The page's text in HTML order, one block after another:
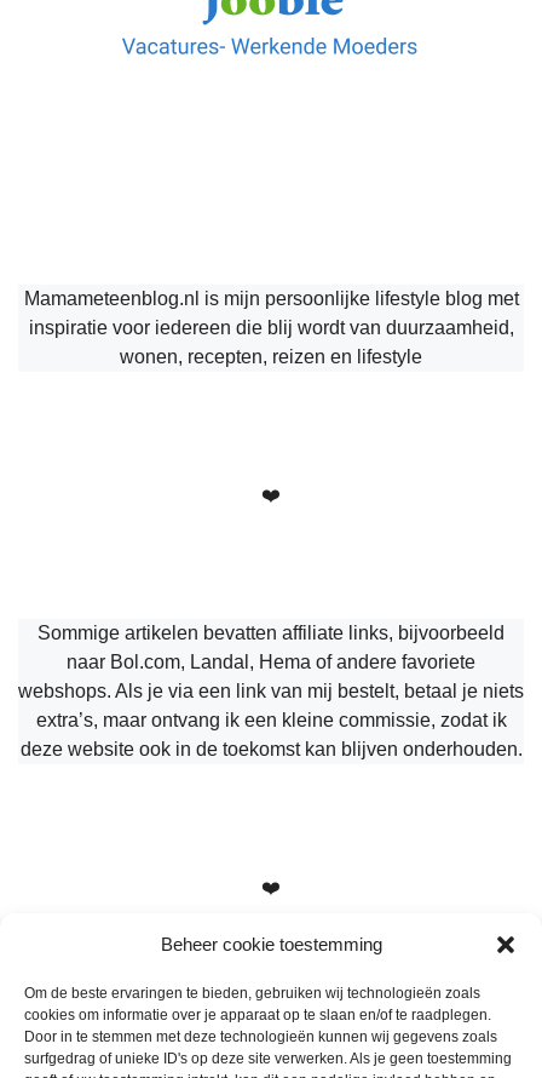
Beheer cookie toestemming
Om de beste ervaringen te bieden, gebruiken wij technologieën zoals
cookies om informatie over je apparaat op te slaan en/of te raadplegen.
Door in te stemmen met deze technologieën kunnen wij gegevens zoals
surfgedrag of unieke ID's op deze site verwerken. Als je geen toestemming
Mamameteenblog.nl is mijn persoonlijke lifestyle blog met
inspiratie voor iedereen die blij wordt van duurzaamheid,
wonen, recepten, reizen en lifestyle
❤️
Sommige artikelen bevatten affiliate links, bijvoorbeeld
naar Bol.com, Landal, Hema of andere favoriete
webshops. Als je via een link van mij bestelt, betaal je niets
extra’s, maar ontvang ik een kleine commissie, zodat ik
deze website ook in de toekomst kan blijven onderhouden.
❤️
Heb je vragen, suggesties of tips? Stuur me een berichtje
info@mamameteenblog.nl